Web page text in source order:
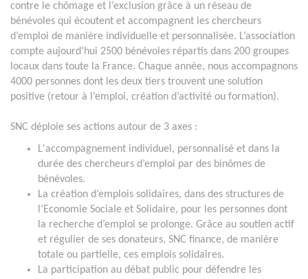
contre le chômage et l’exclusion grâce à un réseau de
bénévoles qui écoutent et accompagnent les chercheurs
d’emploi de manière individuelle et personnalisée. L’association
compte aujourd’hui 2500 bénévoles répartis dans 200 groupes
locaux dans toute la France. Chaque année, nous accompagnons
4000 personnes dont les deux tiers trouvent une solution
positive (retour à l’emploi, création d’activité ou formation).
SNC déploie ses actions autour de 3 axes :
L'accompagnement individuel, personnalisé et dans la
durée des chercheurs d’emploi par des binômes de
bénévoles.
La création d’emplois solidaires, dans des structures de
l’Economie Sociale et Solidaire, pour les personnes dont
la recherche d’emploi se prolonge. Grâce au soutien actif
et régulier de ses donateurs, SNC finance, de manière
totale ou partielle, ces emplois solidaires.
La participation au débat public pour défendre les